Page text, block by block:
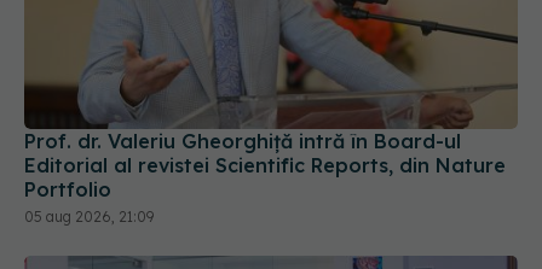
Prof. dr. Valeriu Gheorghiță intră în Board-ul
Editorial al revistei Scientific Reports, din Nature
Portfolio
05 aug 2026, 21:09